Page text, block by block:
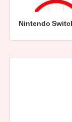
Nintendo